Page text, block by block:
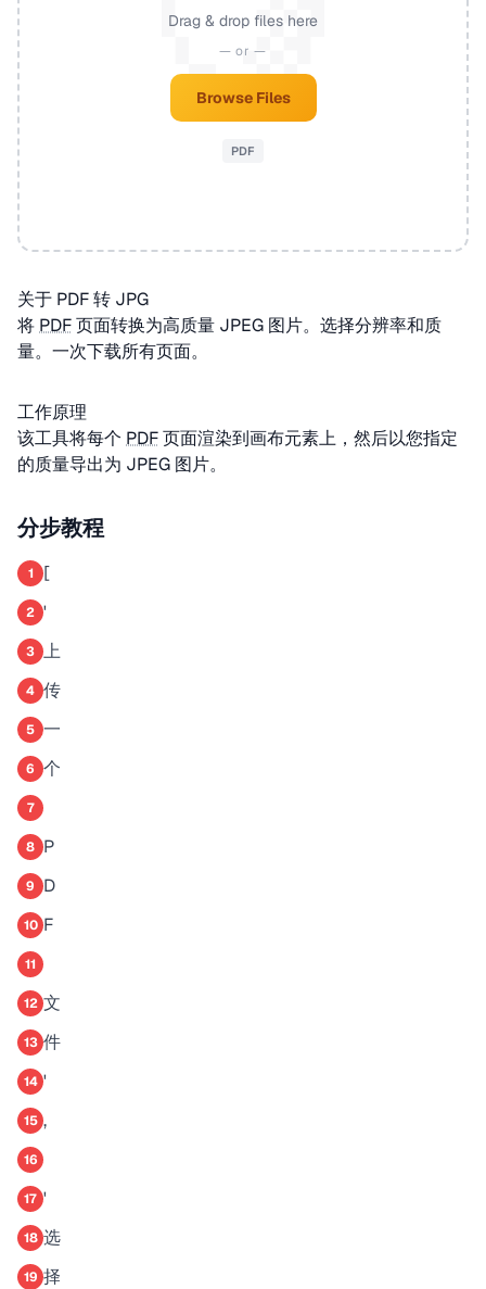
Drag & drop files here
— or —
Browse Files
PDF
关于 PDF 转 JPG
将 PDF页面转换为高质量 JPEG 图片。选择分辨率和质
量。一次下载所有页面。
工作原理
该工具将每个 PDF页面渲染到画布元素上，然后以您指定
的质量导出为 JPEG 图片。
分步教程
1 [
2 '
3 上
4 传
5 一
6 个
7
8 P
9 D
10 F
11
12 文
13 件
14 '
15 ,
16
17 '
18 选
19 择